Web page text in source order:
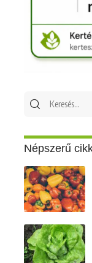
Keresés
Népszerű